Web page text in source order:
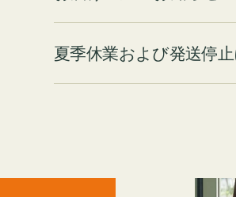
夏季休業および発送停